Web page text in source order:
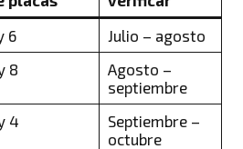
6
Julio – agosto
8
Agosto –
septiembre
4
Septiembre –
octubre